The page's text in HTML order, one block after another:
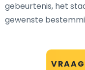
VRAAG
gebeurtenis, het
gewenste